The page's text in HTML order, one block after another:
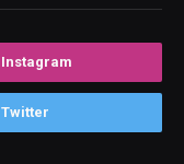
Instagram
Twitter